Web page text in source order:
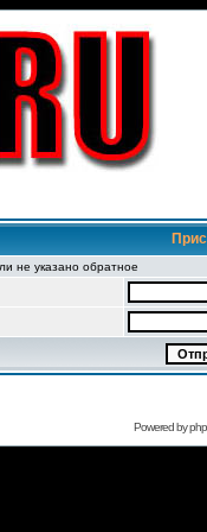
не указано обратное
Powered by